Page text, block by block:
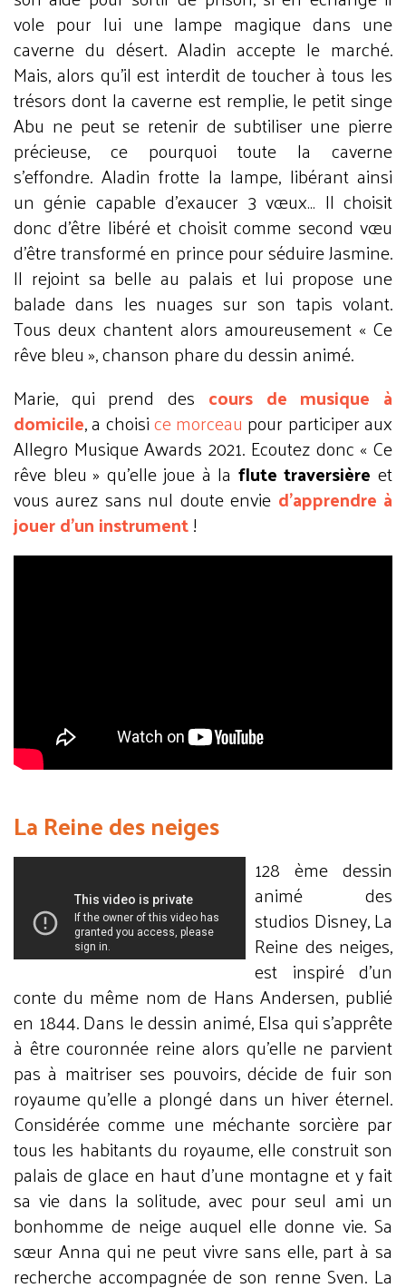
vole pour lui une lampe magique dans une
caverne du désert. Aladin accepte le marché.
Mais, alors qu’il est interdit de toucher à tous les
trésors dont la caverne est remplie, le petit singe
Abu ne peut se retenir de subtiliser une pierre
précieuse, ce pourquoi toute la caverne
s’effondre. Aladin frotte la lampe, libérant ainsi
un génie capable d’exaucer 3 vœux… Il choisit
donc d’être libéré et choisit comme second vœu
d’être transformé en prince pour séduire Jasmine.
Il rejoint sa belle au palais et lui propose une
balade dans les nuages sur son tapis volant.
Tous deux chantent alors amoureusement « Ce
rêve bleu », chanson phare du dessin animé.
Marie, qui prend des cours de musique à
domicile, a choisice morceau pour participer aux
Allegro Musique Awards 2021. Ecoutez donc « Ce
rêve bleu » qu’elle joue à la flute traversière et
vous aurez sans nul doute envie d’apprendre à
jouer d’un instrument!
La Reine des neiges
128 ème dessin
animé des
studios Disney, La
Reine des neiges,
est inspiré d’un
conte du même nom de Hans Andersen, publié
en 1844. Dans le dessin animé, Elsa qui s’apprête
à être couronnée reine alors qu’elle ne parvient
pas à maitriser ses pouvoirs, décide de fuir son
royaume qu’elle a plongé dans un hiver éternel.
Considérée comme une méchante sorcière par
tous les habitants du royaume, elle construit son
palais de glace en haut d’une montagne et y fait
sa vie dans la solitude, avec pour seul ami un
bonhomme de neige auquel elle donne vie. Sa
sœur Anna qui ne peut vivre sans elle, part à sa
recherche accompagnée de son renne Sven. La